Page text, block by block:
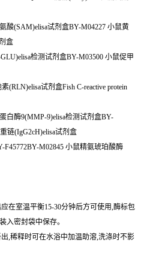
酸(SAM)elisa试剂盒BY-M04227 小鼠黄
盒
检测试剂盒BY-M03500 小鼠促甲
(RLN)elisa试剂盒Fish C-reactive protein
白酶9(MMP-9)elisa检测试剂盒BY-
链(IgG2cH)elisa试剂盒
F45772BY-M02845 小鼠精氨琥珀酸酶
在室温平衡15-30分钟后方可使用,酶标包
入密封袋中保存。
,稀释时可在水浴中加温助溶,洗涤时不影